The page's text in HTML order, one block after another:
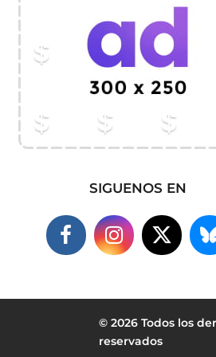
SIGUENOS EN
© 2026 Todos los
reservados